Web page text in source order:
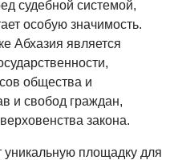
судебной системой,
особую значимость.
Абхазия является
общества и
и свобод граждан,
закона.
площадку для